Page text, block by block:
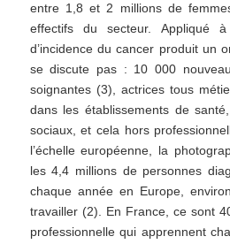
entre 1,8 et 2 millions de
effectifs du secteur. Appliqué
d’incidence du cancer produit un
se discute pas : 10 000
soignantes (3), actrices tous
dans les établissements de
sociaux, et cela hors
l’échelle européenne, la
les 4,4 millions de personnes
chaque année en Europe,
travailler (2). En France, ce sont
professionnelle qui apprennent